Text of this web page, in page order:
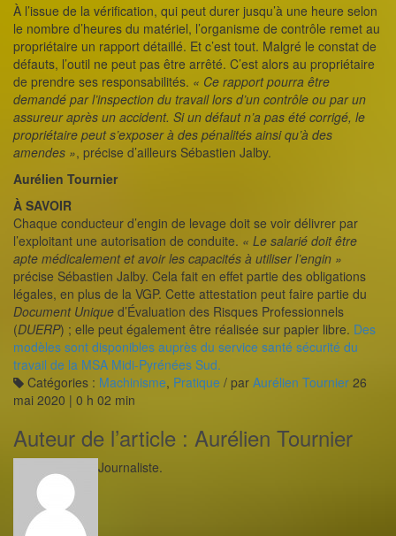
À l’issue de la vérification, qui peut durer jusqu’à une heure selon
le nombre d’heures du matériel, l’organisme de contrôle remet au
propriétaire un rapport détaillé. Et c’est tout. Malgré le constat de
défauts, l’outil ne peut pas être arrêté. C’est alors au propriétaire
de prendre ses responsabilités. « Ce rapport pourra être
demandé par l’inspection du travail lors d’un contrôle ou par un
assureur après un accident. Si un défaut n’a pas été corrigé, le
propriétaire peut s’exposer à des pénalités ainsi qu’à des
amendes », précise d’ailleurs Sébastien Jalby.
Aurélien Tournier
À SAVOIR
Chaque conducteur d’engin de levage doit se voir délivrer par
l’exploitant une autorisation de conduite. « Le salarié doit être
apte médicalement et avoir les capacités à utiliser l’engin »
précise Sébastien Jalby. Cela fait en effet partie des obligations
légales, en plus de la VGP. Cette attestation peut faire partie du
Document Unique d’Évaluation des Risques Professionnels
(DUERP) ; elle peut également être réalisée sur papier libre. Des
modèles sont disponibles auprès du service santé sécurité du
travail de la MSA Midi-Pyrénées Sud.
Catégories : Machinisme, Pratique / par Aurélien Tournier 26
mai 2020 | 0 h 02 min
Auteur de l’article : Aurélien Tournier
Journaliste.